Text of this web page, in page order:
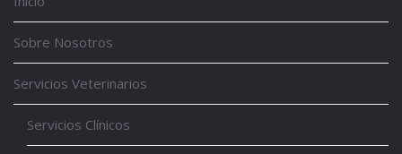
Sobre Nosotros
Servicios Veterinarios
Servicios Clínicos